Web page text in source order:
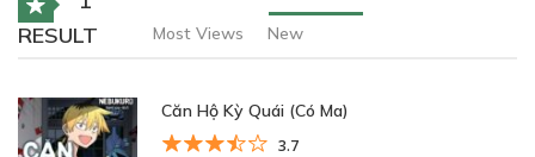
RESULT
Most Views New
Căn Hộ Kỳ Quái (Có Ma)
3.7